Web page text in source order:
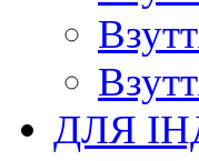
ДЛЯ